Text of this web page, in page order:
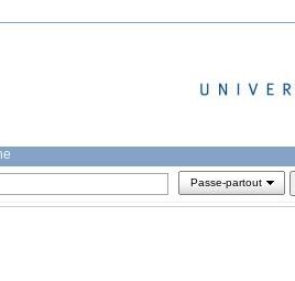
Passe-partout